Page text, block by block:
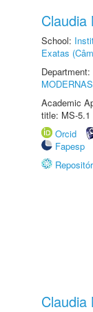
Claudia
School:
Exatas
Department:
MODERNAS
Academic
title: MS-5.1
Orcid
Fapesp
Claudia